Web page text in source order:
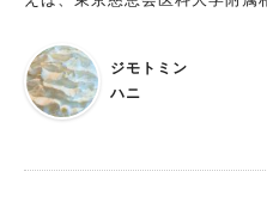
ープンされたばかり！ 実は柏市役所のお隣、教育福祉会館の中
でも、PAISIBLEさんのパンを
ちゃうんです！ 私は、こちらの店舗でいただける"ベイクドゆめ
ジモトミン
ハニ